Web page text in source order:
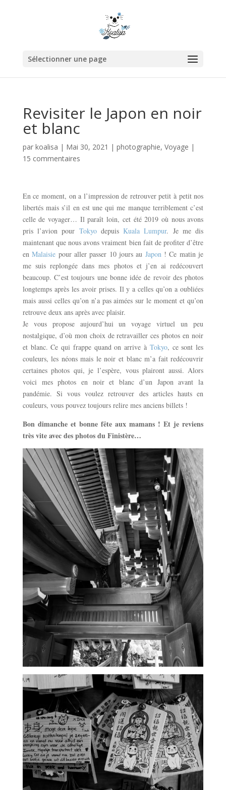
Sélectionner une page
Revisiter le Japon en noir
et blanc
par koalisa | Mai 30, 2021 | photographie, Voyage |
15 commentaires
En ce moment, on a l’impression de retrouver petit à petit nos
libertés mais s’il en est une qui me manque terriblement c’est
celle de voyager… Il paraît loin, cet été 2019 où nous avons
pris l’avion pour TokyodepuisKuala Lumpur. Je me dis
maintenant que nous avons vraiment bien fait de profiter d’être
enMalaisie pour aller passer 10 jours au Japon! Ce matin je
me suis replongée dans mes photos et j’en ai redécouvert
beaucoup. C’est toujours une bonne idée de revoir des photos
longtemps après les avoir prises. Il y a celles qu’on a oubliées
mais aussi celles qu’on n’a pas aimées sur le moment et qu’on
retrouve deux ans après avec plaisir.
Je vous propose aujourd’hui un voyage virtuel un peu
nostalgique, d’où mon choix de retravailler ces photos en noir
et blanc. Ce qui frappe quand on arrive à Tokyo, ce sont les
couleurs, les néons mais le noir et blanc m’a fait redécouvrir
certaines photos qui, je l’espère, vous plairont aussi. Alors
voici mes photos en noir et blanc d’un Japon avant la
pandémie. Si vous voulez retrouver des articles hauts en
couleurs, vous pouvez toujours relire mes anciens billets !
Bon dimanche et bonne fête aux mamans ! Et je reviens
très vite avec des photos du Finistère…